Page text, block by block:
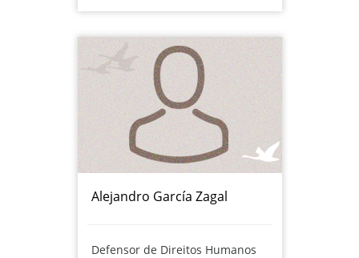
Alejandro García Zagal
Defensor de Direitos Humanos